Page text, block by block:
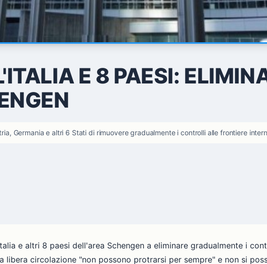
E 8 PAESI:
Germania e altri 6 Stati di rimuovere gradualmente i controlli alle frontiere
e altri 8 paesi dell'area Schengen a eliminare gradualmente i
libera circolazione "non possono protrarsi per sempre" e non si